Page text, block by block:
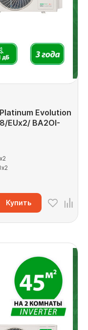
Evolution
EUx2/ BA2OI-
Купить